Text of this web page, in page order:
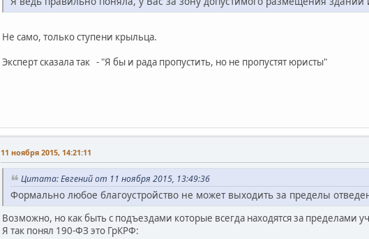
Не само, только ступени крыльца.
Эксперт сказала так - "Я бы и рада пропустить, но не пропустят юристы"
11 ноября 2015, 14:21:11
Цитата: Евгений от 11 ноября 2015, 13:49:36
Формально любое благоустройство не может выходить за пределы
Возможно, но как быть с подъездами которые всегда находятся за пределами
Я так понял 190-ФЗ это ГрКРФ: